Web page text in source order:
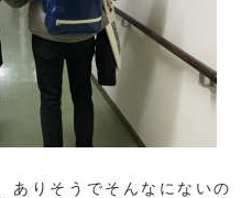
ありそうでそんなにないの